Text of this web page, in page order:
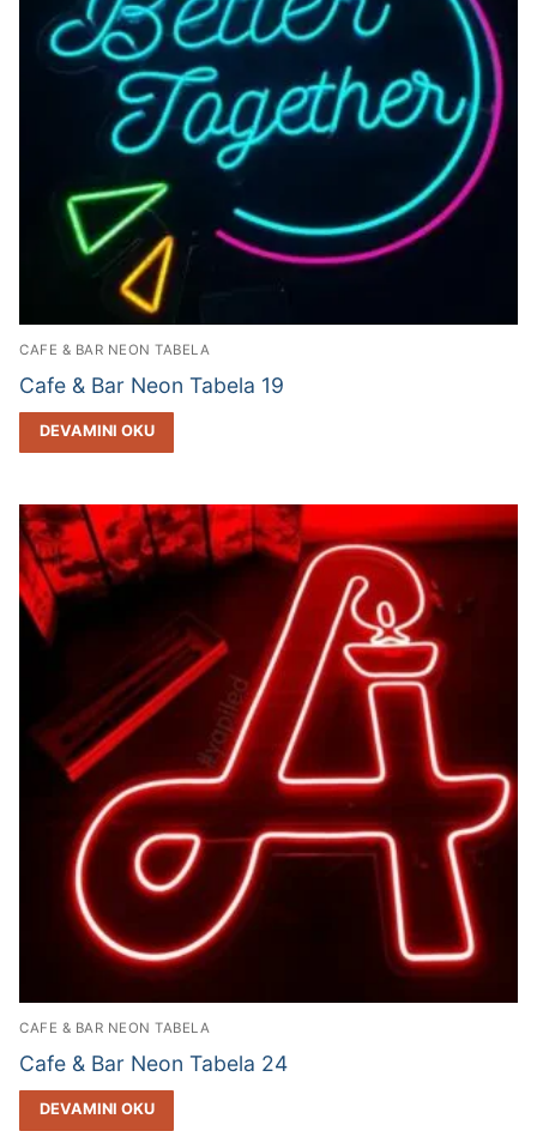
CAFE & BAR NEON TABELA
Cafe & Bar Neon Tabela 19
DEVAMINI OKU
CAFE & BAR NEON TABELA
Cafe & Bar Neon Tabela 24
DEVAMINI OKU